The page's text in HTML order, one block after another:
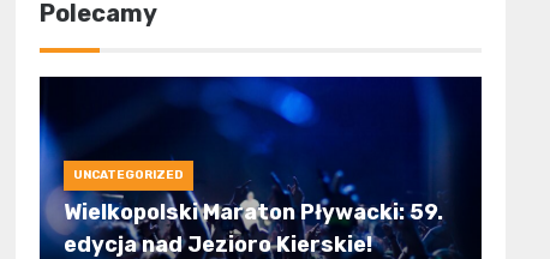
Polecamy
UNCATEGORIZED
Wielkopolski Maraton Pływacki: 59.
edycja nad Jezioro Kierskie!